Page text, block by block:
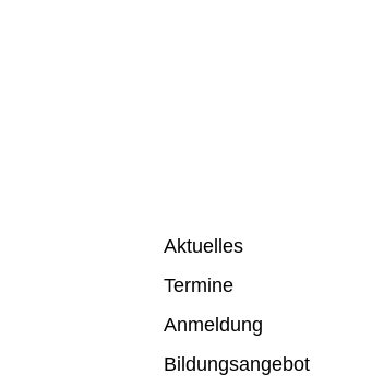
Aktuelles
Termine
Anmeldung
Bildungsangebot